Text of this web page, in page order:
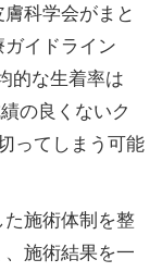
科学会がまと
イドライン
的な生着率は
の良くないク
ってしまう可能
施術体制を整
施術結果を一